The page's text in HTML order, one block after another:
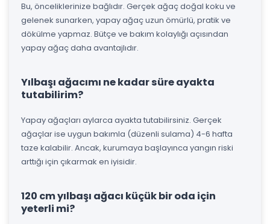
Bu, önceliklerinize bağlıdır. Gerçek ağaç doğal koku ve
gelenek sunarken, yapay ağaç uzun ömürlü, pratik ve
dökülme yapmaz. Bütçe ve bakım kolaylığı açısından
yapay ağaç daha avantajlıdır.
Yılbaşı ağacımı ne kadar süre ayakta
tutabilirim?
Yapay ağaçları aylarca ayakta tutabilirsiniz. Gerçek
ağaçlar ise uygun bakımla (düzenli sulama) 4-6 hafta
taze kalabilir. Ancak, kurumaya başlayınca yangın riski
arttığı için çıkarmak en iyisidir.
120 cm yılbaşı ağacı küçük bir oda için
yeterli mi?